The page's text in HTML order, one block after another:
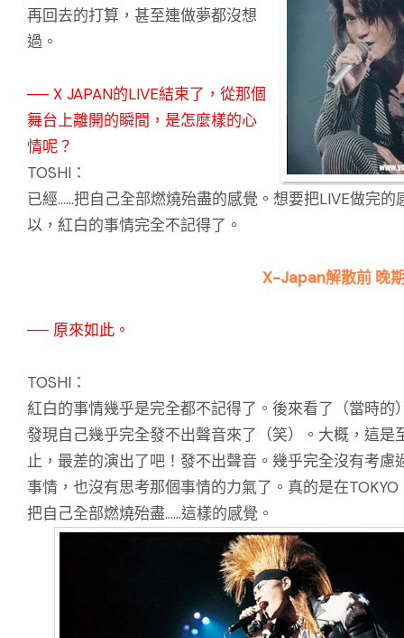
再回去的打算，甚至連做夢都沒想
過。
── X JAPAN的LIVE結束了，從那個
舞台上離開的瞬間，是怎麼樣的心
情呢？
TOSHI：
已經……把自己全部燃燒殆盡的感覺。想要把LIVE做完的
以，紅白的事情完全不記得了。
X-Japan解散前 晚
── 原來如此。
TOSHI：
紅白的事情幾乎是完全都不記得了。後來看了（當時的
發現自己幾乎完全發不出聲音來了（笑）。大概，這是
止，最差的演出了吧！發不出聲音。幾乎完全沒有考慮
事情，也沒有思考那個事情的力氣了。真的是在TOKYO
把自己全部燃燒殆盡……這樣的感覺。